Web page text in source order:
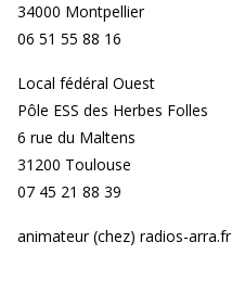
34000 Montpellier
06 51 55 88 16
Local fédéral Ouest
Pôle ESS des Herbes Folles
6 rue du Maltens
31200 Toulouse
07 45 21 88 39
animateur (chez) radios-arra.fr